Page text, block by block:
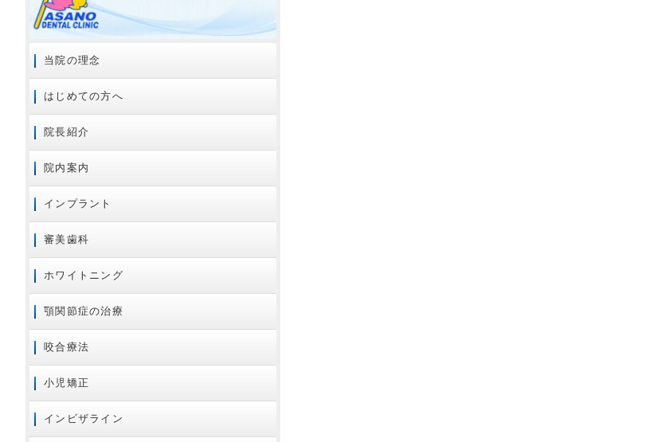
2024年12月
2024年11月
2024年09月
2024年08月
2024年07月
2024年01月
2023年11月
2023年02月
2023年01月
2021年12月
2020年10月
2020年07月
2020年06月
2020年04月
2020年02月
当院の理念
はじめての方へ
院長紹介
院内案内
インプラント
審美歯科
ホワイトニング
顎関節症の治療
咬合療法
小児矯正
インビザライン